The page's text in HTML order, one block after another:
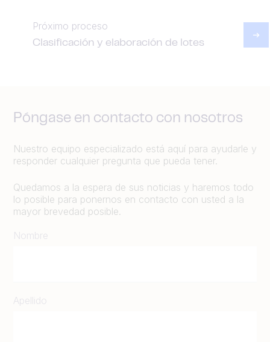
Próximo proceso
Clasificación y elaboración de lotes
Póngase en contacto con nosotros
Nuestro equipo especializado está aquí para ayudarle y
responder cualquier pregunta que pueda tener.
Quedamos a la espera de sus noticias y haremos todo
lo posible para ponernos en contacto con usted a la
mayor brevedad posible.
Nombre
Apellido